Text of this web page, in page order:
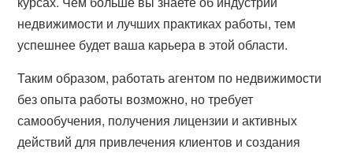
недвижимости и лучших практиках работы, тем
успешнее будет ваша карьера в этой области.
Таким образом, работать агентом по недвижимости
без опыта работы возможно, но требует
самообучения, получения лицензии и активных
действий для привлечения клиентов и создания